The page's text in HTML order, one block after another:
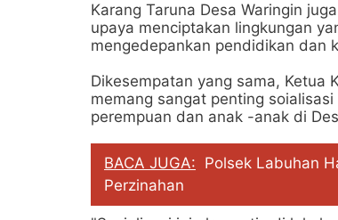
Karang Taruna Desa Waringin
upaya menciptakan lingkungan
mengedepankan pendidikan dan
Dikesempatan yang sama, Ketua
memang sangat penting
perempuan dan anak -anak di
BACA JUGA: Polsek Labuhan
Perzinahan